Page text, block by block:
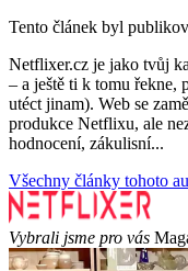
Tento článek byl
Netflixer.cz je jako tvůj
– a ještě ti k tomu řekne,
utéct jinam). Web se
produkce Netflixu, ale
hodnocení, zákulisní...
Všechny články tohoto
Vybrali jsme pro vás